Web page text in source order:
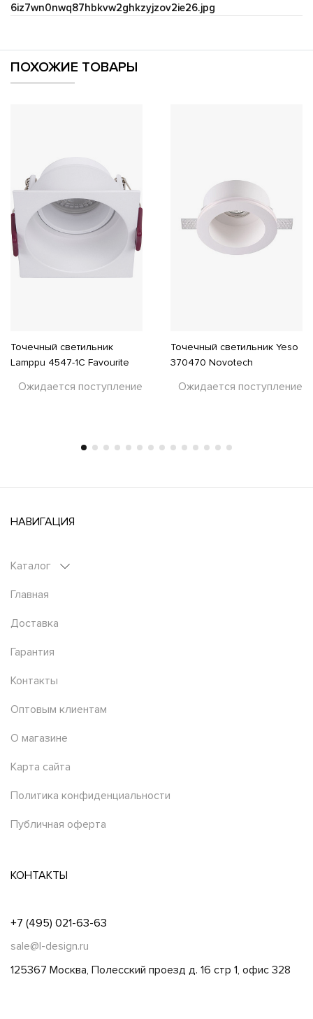
6iz7wn0nwq87hbkvw2ghkzyjzov2ie26.jpg
ПОХОЖИЕ ТОВАРЫ
Точечный светильник
Lamppu 4547-1C Favourite
Ожидается поступление
Точечный светильник Yeso
370470 Novotech
Ожидается поступление
НАВИГАЦИЯ
Каталог
Главная
Доставка
Гарантия
Контакты
Оптовым клиентам
О магазине
Карта сайта
Политика конфиденциальности
Публичная оферта
КОНТАКТЫ
+7 (495) 021-63-63
sale@l-design.ru
125367 Москва, Полесский проезд д. 16 стр 1, офис 328